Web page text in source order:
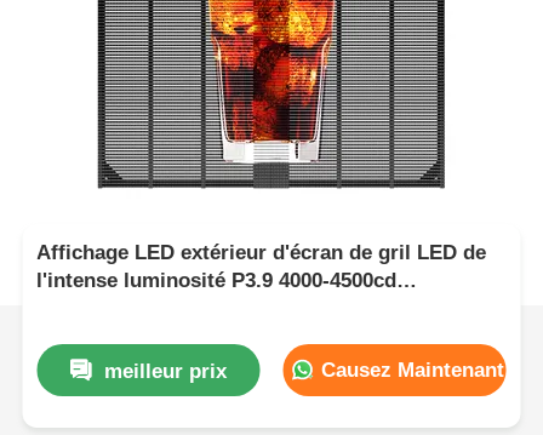
Affichage LED extérieur d'écran de gril LED de
l'intense luminosité P3.9 4000-4500cd
meilleur prix
Causez Maintenant